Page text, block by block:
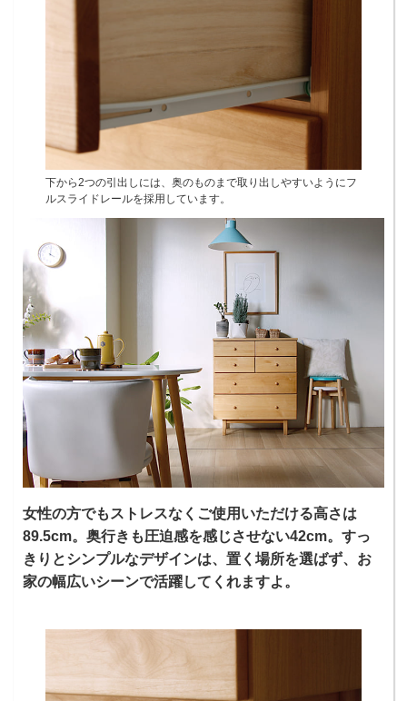
下から2つの引出しには、奥のものまで取り出しやすいようにフ
ルスライドレールを採用しています。
女性の方でもストレスなくご使用いただける高さは
89.5cm。奥行きも圧迫感を感じさせない42cm。すっ
きりとシンプルなデザインは、置く場所を選ばず、お
家の幅広いシーンで活躍してくれますよ。